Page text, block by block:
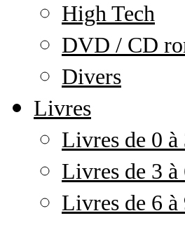
High Tech
DVD / CD
Divers
Livres
Livres de 0 à
Livres de 3 à
Livres de 6 à